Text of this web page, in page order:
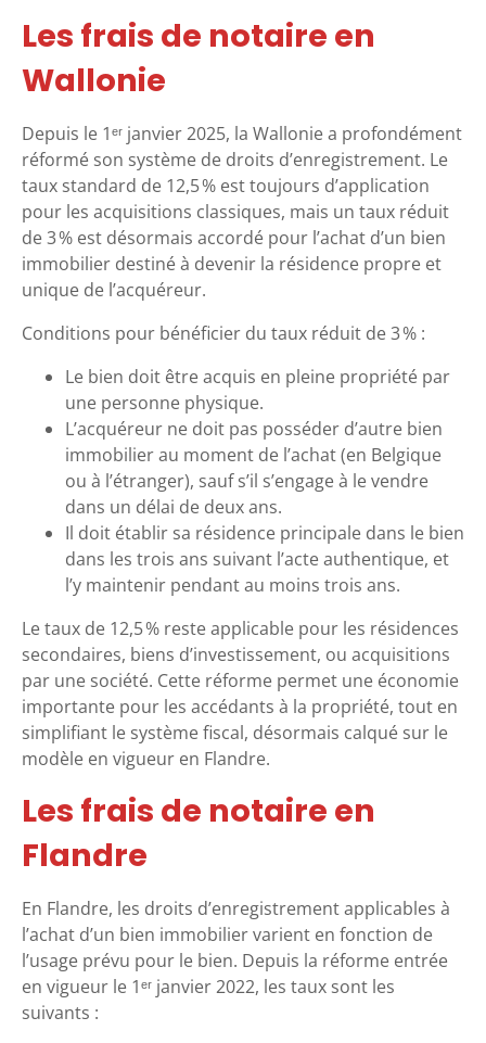
Les frais de notaire en
Wallonie
Depuis le 1ᵉʳ janvier 2025, la Wallonie a profondément
réformé son système de droits d’enregistrement. Le
taux standard de 12,5 % est toujours d’application
pour les acquisitions classiques, mais un taux réduit
de 3 % est désormais accordé pour l’achat d’un bien
immobilier destiné à devenir la résidence propre et
unique de l’acquéreur.
Conditions pour bénéficier du taux réduit de 3 % :
Le bien doit être acquis en pleine propriété par
une personne physique.
L’acquéreur ne doit pas posséder d’autre bien
immobilier au moment de l’achat (en Belgique
ou à l’étranger), sauf s’il s’engage à le vendre
dans un délai de deux ans.
Il doit établir sa résidence principale dans le bien
dans les trois ans suivant l’acte authentique, et
l’y maintenir pendant au moins trois ans.
Le taux de 12,5 % reste applicable pour les résidences
secondaires, biens d’investissement, ou acquisitions
par une société. Cette réforme permet une économie
importante pour les accédants à la propriété, tout en
simplifiant le système fiscal, désormais calqué sur le
modèle en vigueur en Flandre.
Les frais de notaire en
Flandre
En Flandre, les droits d’enregistrement applicables à
l’achat d’un bien immobilier varient en fonction de
l’usage prévu pour le bien. Depuis la réforme entrée
en vigueur le 1ᵉʳ janvier 2022, les taux sont les
suivants :